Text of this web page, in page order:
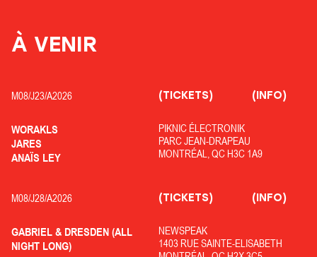
À VENIR
M08/J23/A2026
WORAKLS
JARES
ANAÏS LEY
PIKNIC ÉLECTRONIK
PARC JEAN-DRAPEAU
MONTRÉAL, QC H3C 1A9
(TICKETS) (INFO)
M08/J28/A2026
GABRIEL & DRESDEN (ALL
NIGHT LONG)
NEWSPEAK
1403 RUE SAINTE-ELISABETH
(TICKETS) (INFO)